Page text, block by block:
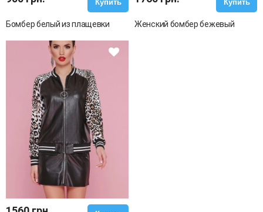
Купить
Бомбер белый из плащевки
Купить
Женский бомбер бежевый